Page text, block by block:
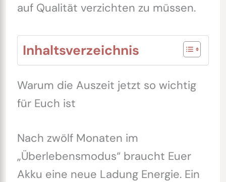
auf Qualität verzichten zu müssen.
Inhaltsverzeichnis
Warum die Auszeit jetzt so wichtig
für Euch ist
Nach zwölf Monaten im
„Überlebensmodus“ braucht Euer
Akku eine neue Ladung Energie. Ein